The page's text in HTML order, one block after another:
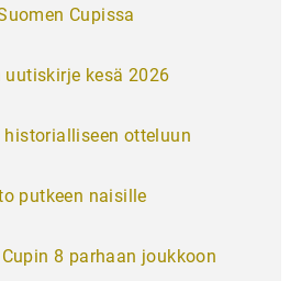
Cupissa
uutiskirje kesä 2026
otteluun
putkeen naisille
8 parhaan joukkoon